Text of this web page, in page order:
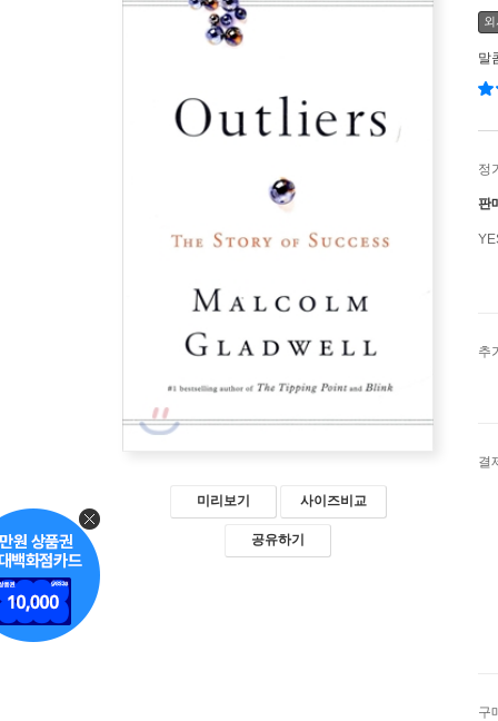
미리보기 사이즈비교
공유하기
말
정
판
추
결
구